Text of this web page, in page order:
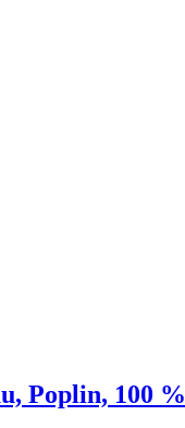
Poplin, 100 %